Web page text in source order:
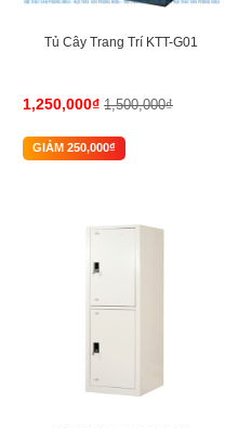
Tủ Cây Trang Trí KTT-G01
1,250,000₫ 1,500,000₫
GIẢM 250,000₫